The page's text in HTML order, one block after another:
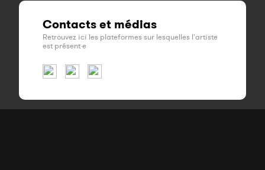
Contacts et médias
Retrouvez ici les plateformes sur lesquelles l'artiste
est présent·e